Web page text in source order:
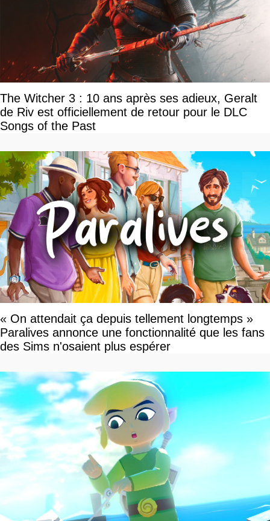
The Witcher 3 : 10 ans après ses adieux, Geralt
de Riv est officiellement de retour pour le DLC
Songs of the Past
« On attendait ça depuis tellement longtemps »
Paralives annonce une fonctionnalité que les fans
des Sims n'osaient plus espérer